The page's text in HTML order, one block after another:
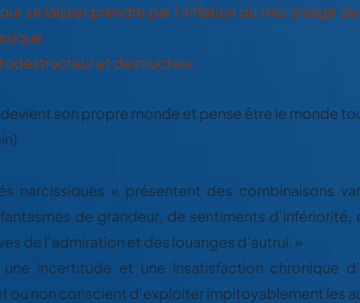
se laisser prendre par l’inflation du moi (image
et destructeur.
son propre monde et pense être le monde
narcissiques « présentent des combinaisons
de grandeur, de sentiments d’infériorité,
de l’admiration et des louanges d’autrui. »
incertitude et une insatisfaction chronique
ou non conscient d’exploiter impitoyablement les